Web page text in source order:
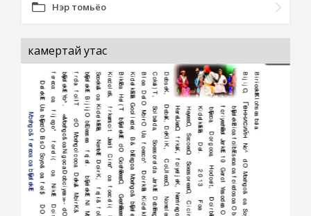
Нэр томьёо
камертай утас